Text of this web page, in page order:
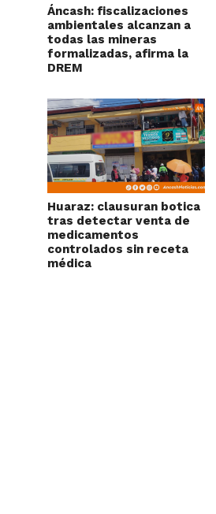
Áncash: fiscalizaciones
ambientales alcanzan a
todas las mineras
formalizadas, afirma la
DREM
Huaraz: clausuran botica
tras detectar venta de
medicamentos
controlados sin receta
médica